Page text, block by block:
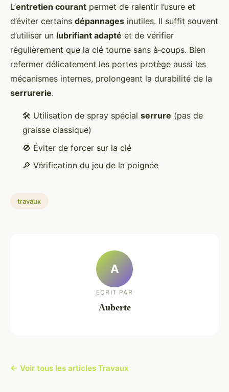
L’entretien courant permet de ralentir l’usure et
d’éviter certains dépannages inutiles. Il suffit souvent
d’utiliser un lubrifiant adapté et de vérifier
régulièrement que la clé tourne sans à‑coups. Bien
refermer délicatement les portes protège aussi les
mécanismes internes, prolongeant la durabilité de la
serrurerie.
🛠️ Utilisation de spray spécial serrure (pas de
graisse classique)
🚫 Éviter de forcer sur la clé
🔎 Vérification du jeu de la poignée
travaux
A
ECRIT PAR
Auberte
← Voir tous les articles Travaux